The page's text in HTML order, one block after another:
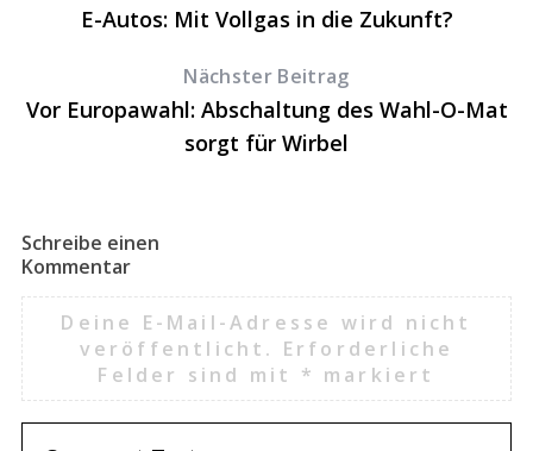
E-Autos: Mit Vollgas in die Zukunft?
Nächster Beitrag
Vor Europawahl: Abschaltung des Wahl-O-Mat
sorgt für Wirbel
Schreibe einen
Kommentar
Deine E-Mail-Adresse wird nicht
veröffentlicht. Erforderliche
Felder sind mit * markiert